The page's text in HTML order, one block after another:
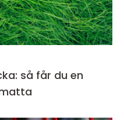
så får du en